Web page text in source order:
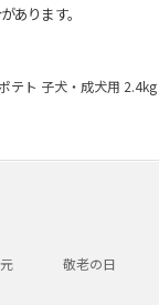
あります。
テト 子犬・成犬用 2.4kg
敬老の日